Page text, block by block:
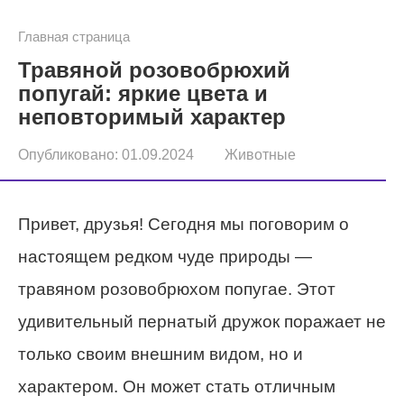
Главная страница
Травяной розовобрюхий
попугай: яркие цвета и
неповторимый характер
Опубликовано: 01.09.2024 Животные
Привет, друзья! Сегодня мы поговорим о
настоящем редком чуде природы —
травяном розовобрюхом попугае. Этот
удивительный пернатый дружок поражает не
только своим внешним видом, но и
характером. Он может стать отличным